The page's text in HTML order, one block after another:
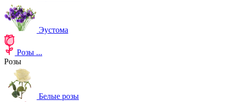
Эустома
Розы ...
Розы
Белые розы